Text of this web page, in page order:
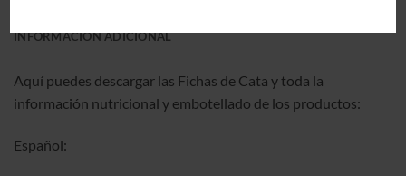
INFORMACIÓN ADICIONAL
Aquí puedes descargar las Fichas de Cata y toda la
información nutricional y embotellado de los productos:
Español: